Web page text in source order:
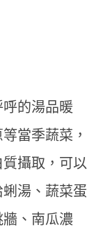
的湯品暖
當季蔬菜，
攝取，可以
湯、蔬菜蛋
、南瓜濃